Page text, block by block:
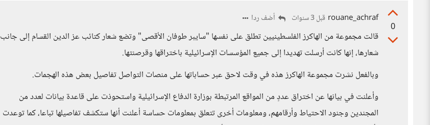
0
rouane_achraf قبل 3 سنوات أضف ردا
قالت مجموعة من الهاكرز الفلسطينيين تطلق على نفسها "سايبر طوفان الأقصى" وتضع شعار كتائب عز الدين القسام إلى جانب
شعارها، إنها كانت أرسلت تهديدا إلى جميع المؤسسات الإسرائيلية باختراقها وقرصنتها.
وبالفعل نشرت مجموعة الهاكرز هذه في وقت لاحق عبر حساباتها على منصات التواصل تفاصيل بعض هذه الهجمات.
وأعلنت في بيانها عن اختراق عددٍ من المواقع المرتبطة بوزارة الدفاع الإسرائيلية واستحوذت على قاعدة بيانات لعدد من
المجندين وجنود الاحتياط وأرقامهم، ومعلومات أخرى تتعلق بمعلومات حساسة أعلنت أنها ستكشف تفاصيلها تباعا، كما توعدت